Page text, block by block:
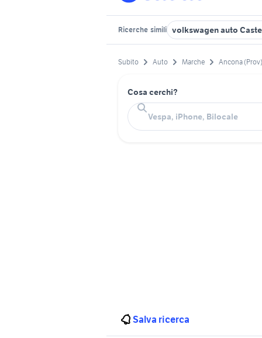
Ricerche simili volkswagen auto
Subito Auto Marche Ancona (Prov)
Cosa cerchi?
Salva ricerca